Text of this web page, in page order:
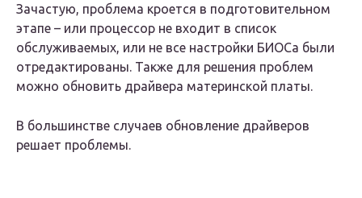
Зачастую, проблема кроется в подготовительном
этапе – или процессор не входит в список
обслуживаемых, или не все настройки БИОСа были
отредактированы. Также для решения проблем
можно обновить драйвера материнской платы.
В большинстве случаев обновление драйверов
решает проблемы.